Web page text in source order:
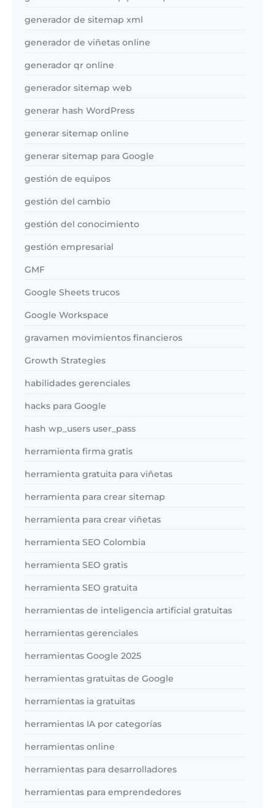
generador de sitemap xml
generador de viñetas online
generador qr online
generador sitemap web
generar hash WordPress
generar sitemap online
generar sitemap para Google
gestión de equipos
gestión del cambio
gestión del conocimiento
gestión empresarial
GMF
Google Sheets trucos
Google Workspace
gravamen movimientos financieros
Growth Strategies
habilidades gerenciales
hacks para Google
hash wp_users user_pass
herramienta firma gratis
herramienta gratuita para viñetas
herramienta para crear sitemap
herramienta para crear viñetas
herramienta SEO Colombia
herramienta SEO gratis
herramienta SEO gratuita
herramientas de inteligencia artificial gratuitas
herramientas gerenciales
herramientas Google 2025
herramientas gratuitas de Google
herramientas ia gratuitas
herramientas IA por categorías
herramientas online
herramientas para desarrolladores
herramientas para emprendedores